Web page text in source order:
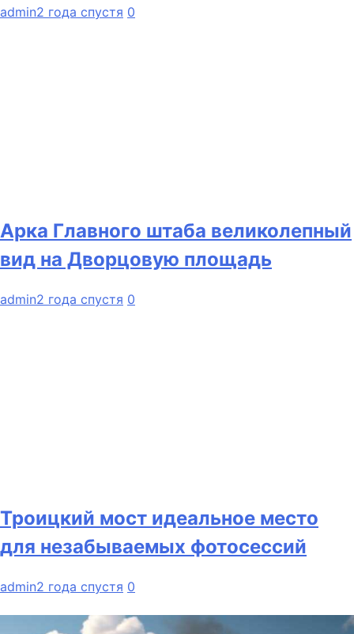
admin2 года спустя 0
Арка Главного штаба великолепный
вид на Дворцовую площадь
admin2 года спустя 0
Троицкий мост идеальное место
для незабываемых фотосессий
admin2 года спустя 0